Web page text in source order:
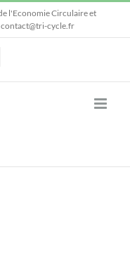
l'Economie Circulaire et
contact@tri-cycle.fr